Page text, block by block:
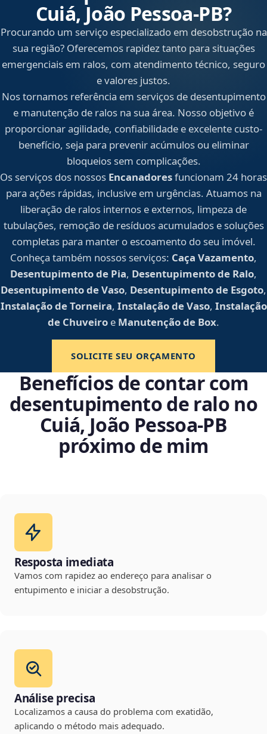
Cuiá, João Pessoa‑PB?
Procurando um serviço especializado em desobstrução na
sua região? Oferecemos rapidez tanto para situações
emergenciais em ralos, com atendimento técnico, seguro
e valores justos.
Nos tornamos referência em serviços de desentupimento
e manutenção de ralos na sua área. Nosso objetivo é
proporcionar agilidade, confiabilidade e excelente custo-
benefício, seja para prevenir acúmulos ou eliminar
bloqueios sem complicações.
Os serviços dos nossos Encanadoresfuncionam 24 horas
para ações rápidas, inclusive em urgências. Atuamos na
liberação de ralos internos e externos, limpeza de
tubulações, remoção de resíduos acumulados e soluções
completas para manter o escoamento do seu imóvel.
Conheça também nossos serviços: Caça Vazamento,
Desentupimento de Pia, Desentupimento de Ralo,
Desentupimento de Vaso, Desentupimento de Esgoto,
Instalação de Torneira, Instalação de Vaso, Instalação
de Chuveiro e Manutenção de Box.
SOLICITE SEU ORÇAMENTO
Benefícios de contar com
desentupimento de ralo no
Cuiá, João Pessoa‑PB
próximo de mim
Resposta imediata
Vamos com rapidez ao endereço para analisar o
entupimento e iniciar a desobstrução.
Análise precisa
Localizamos a causa do problema com exatidão,
aplicando o método mais adequado.